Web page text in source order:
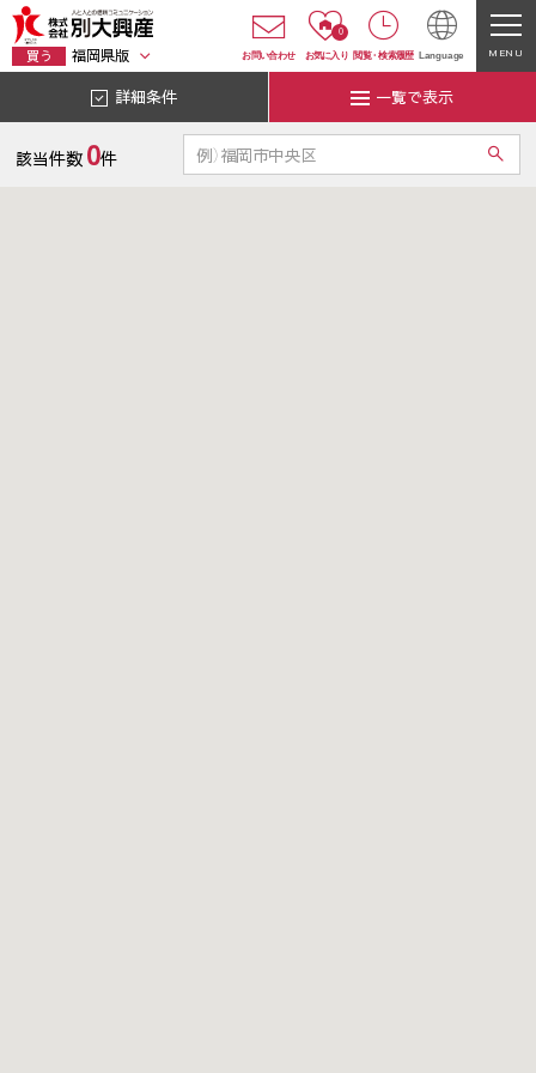
買う 福岡県版 お問い合わせ
0
お気に入り 閲覧・ 検索履歴 Language MENU
詳細条件 一覧で表示
該当件数 0件